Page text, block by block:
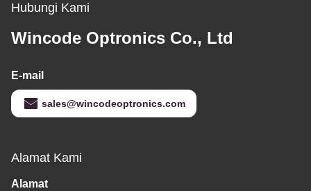
Hubungi Kami
Wincode Optronics Co., Ltd
E-mail
sales@wincodeoptronics.com
Alamat Kami
Alamat